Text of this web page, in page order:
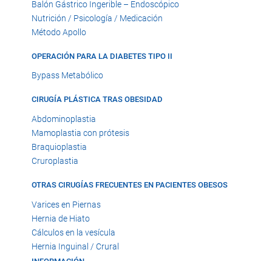
Balón Gástrico Ingerible – Endoscópico
Nutrición / Psicología / Medicación
Método Apollo
OPERACIÓN PARA LA DIABETES TIPO II
Bypass Metabólico
CIRUGÍA PLÁSTICA TRAS OBESIDAD
Abdominoplastia
Mamoplastia con prótesis
Braquioplastia
Cruroplastia
OTRAS CIRUGÍAS FRECUENTES EN PACIENTES OBESOS
Varices en Piernas
Hernia de Hiato
Cálculos en la vesícula
Hernia Inguinal / Crural